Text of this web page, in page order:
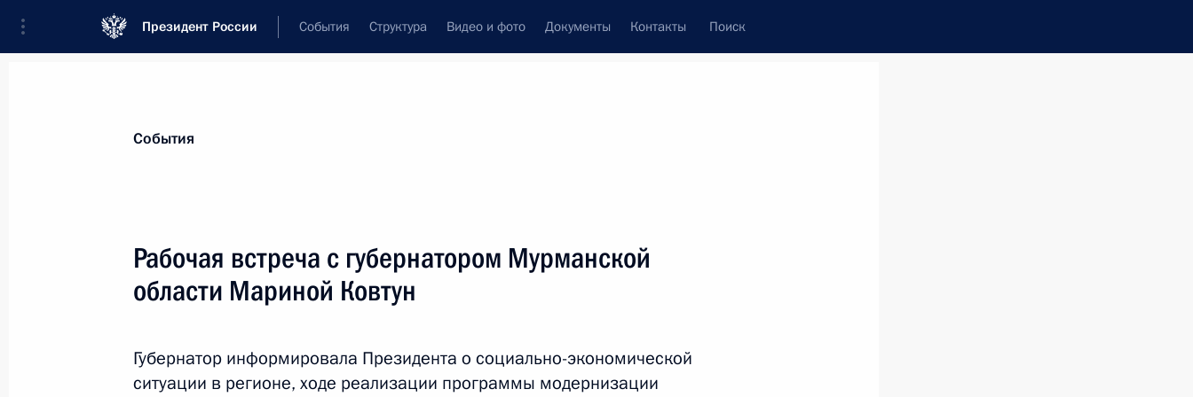
Президент России События Структура Видео и фото Документы Контакты Поиск
События
Рабочая встреча с губернатором Мурманской
области Мариной Ковтун
Губернатор информировала Президента о социально-экономической
ситуации в регионе, ходе реализации программы модернизации